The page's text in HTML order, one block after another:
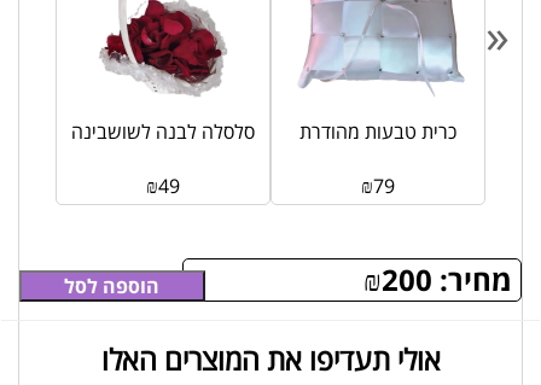
מחיר: ₪200 הוספה לסל
סלסלה לבנה לשושבינה
₪49
כרית טבעות מהודרת
₪79
«
אולי תעדיפו את המוצרים האלו